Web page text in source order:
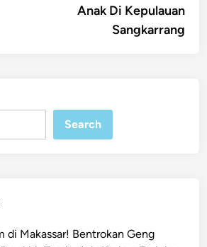
Anak Di Kepulauan
Sangkarrang
Search
di Makassar! Bentrokan Geng